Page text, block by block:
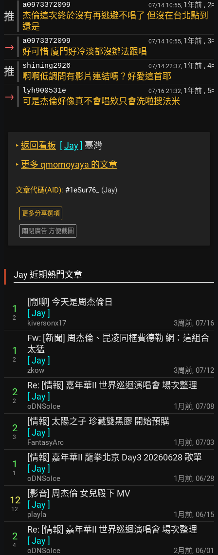
推
a0973372099 07/14 10:55, 1年前 , 2F
杰倫這次終於沒有再逃避不唱了 但沒在台北點到
還是
→ a0973372099 07/14 10:55, 1年前 , 3F
好可惜 廈門好冷淡都沒辦法跟唱
推 shining2926 07/14 22:37, 1年前 , 4F
啊啊低調問有影片連結嗎？好愛這首耶
→ lyh900531e 07/16 21:32, 1年前 , 5F
可是杰倫好像真不會唱欸只會洗啦搜法米
‣ 返回看板 [Jay] 臺灣
‣ 更多 qmomoyaya 的文章
文章代碼(AID): #1eSur76_ (Jay)
更多分享選項
關閉廣告 方便截圖
Jay 近期熱門文章
1
2
[閒聊] 今天是周杰倫日
[Jay]
kiversonx17 3周前, 07/16
1
2
Fw: [新聞] 周杰倫、昆凌同框費德勒 網：這組合
太猛
[Jay]
zkow 3周前, 07/12
2
2
Re: [情報] 嘉年華II 世界巡迴演唱會 場次整理
[Jay]
oDNSoIce 1月前, 07/08
2
3
[情報] 太陽之子 珍藏雙黑膠 開始預購
[Jay]
FantasyArc 1月前, 07/03
1
1
[情報] 嘉年華II 龍拳北京 Day3 20260628 歌單
[Jay]
oDNSoIce 1月前, 06/28
12
12
[影音] 周杰倫 女兒殿下 MV
[Jay]
playla 1月前, 06/15
2
4
Re: [情報] 嘉年華II 世界巡迴演唱會 場次整理
[Jay]
oDNSoIce 2月前, 06/01